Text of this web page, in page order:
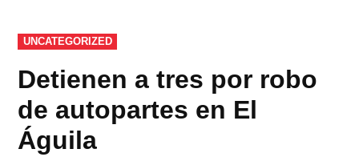
PUBLICADO
EN
UNCATEGORIZED
Detienen a tres por robo
de autopartes en El
Águila